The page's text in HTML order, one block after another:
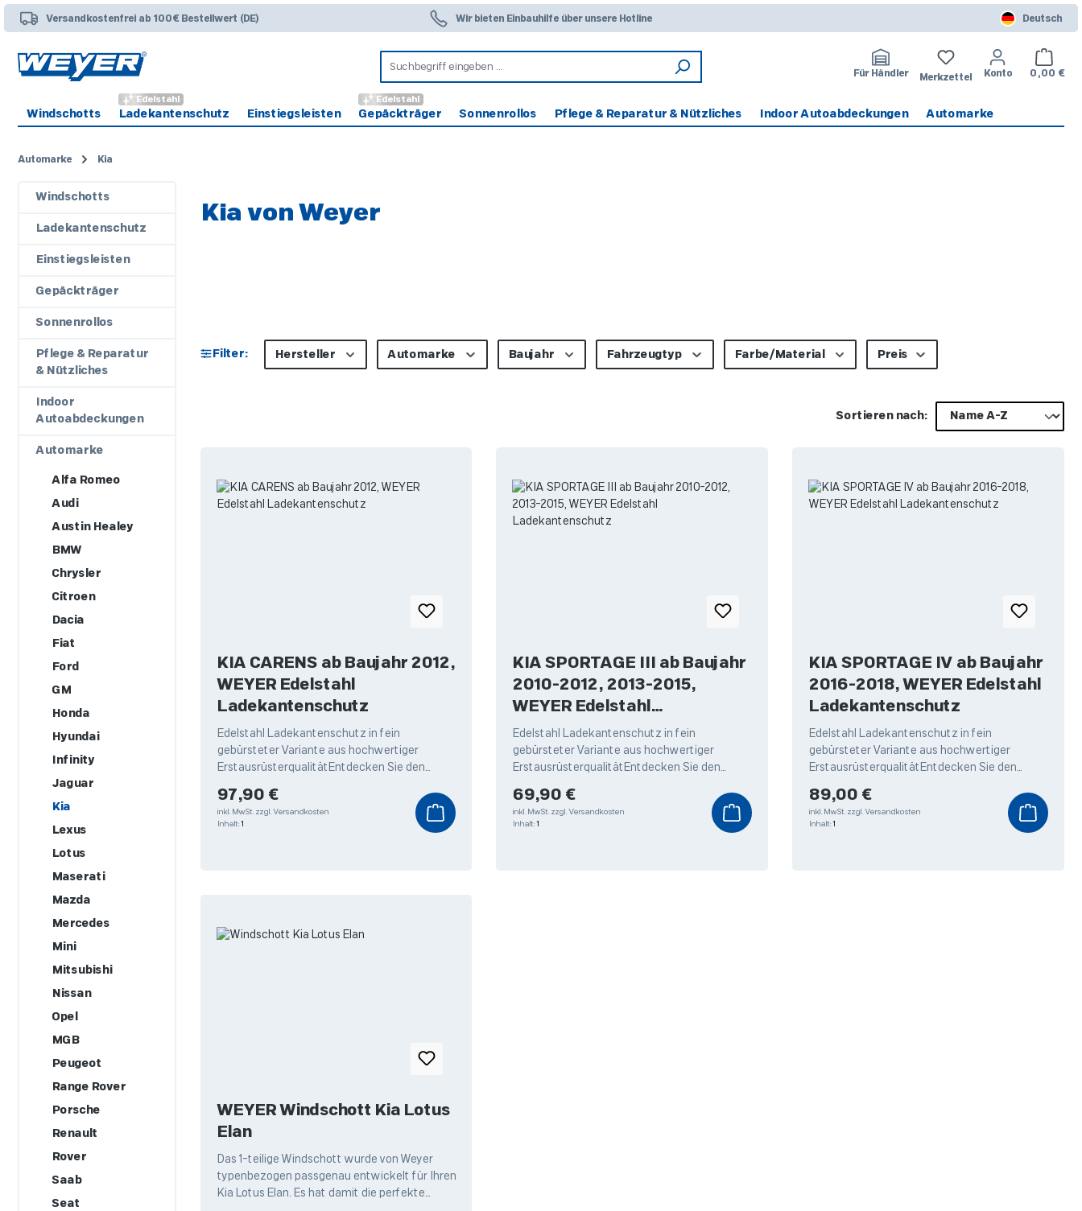
Hauptinhalt springen
Zur Suche springen
Zur Hauptnavigation springen
Versandkostenfrei ab 100€ Bestellwert (DE) Wir bieten Einbauhilfe über unsere Hotline Deutsch
Für Händler Merkzettel Konto 0,00 €
Windschotts Ladekantenschutz
Edelstahl
Einstiegsleisten Gepäckträger
Edelstahl
Sonnenrollos Pflege & Reparatur & Nützliches Indoor Autoabdeckungen Automarke
Automarke Kia
Windschotts
Ladekantenschutz
Einstiegsleisten
Gepäckträger
Sonnenrollos
Pflege & Reparatur
& Nützliches
Indoor
Autoabdeckungen
Automarke
Alfa Romeo
Audi
Austin Healey
BMW
Chrysler
Citroen
Dacia
Fiat
Ford
GM
Honda
Hyundai
Infinity
Jaguar
Kia
Lexus
Lotus
Maserati
Mazda
Mercedes
Mini
Mitsubishi
Nissan
Opel
MGB
Peugeot
Range Rover
Porsche
Renault
Rover
Saab
Seat
Kia von Weyer
Filter: Hersteller Automarke Baujahr Fahrzeugtyp Farbe/Material Preis
Sortieren nach:
KIA CARENS ab Baujahr 2012,
WEYER Edelstahl
Ladekantenschutz
Edelstahl Ladekantenschutz in fein
gebürsteter Variante aus hochwertiger
ErstausrüsterqualitätEntdecken Sie den
von Weyer,
Regulärer Preis:
97,90 €
inkl. MwSt. zzgl. Versandkosten
Inhalt: 1
KIA SPORTAGE III ab Baujahr
2010-2012, 2013-2015,
WEYER Edelstahl
Ladekantenschutz
Edelstahl Ladekantenschutz in fein
gebürsteter Variante aus hochwertiger
ErstausrüsterqualitätEntdecken Sie den
von Weyer,
Regulärer Preis:
69,90 €
inkl. MwSt. zzgl. Versandkosten
Inhalt:1
KIA SPORTAGE IV ab Baujahr
2016-2018, WEYER Edelstahl
Ladekantenschutz
Edelstahl Ladekantenschutz in fein
gebürsteter Variante aus hochwertiger
ErstausrüsterqualitätEntdecken Sie den
von Weyer,
Regulärer Preis:
89,00 €
inkl. MwSt. zzgl. Versandkosten
Inhalt:1
WEYER Windschott Kia Lotus
Elan
Das 1-teilige Windschott wurde von Weyer
typenbezogen passgenau entwickelt für Ihren
Kia Lotus Elan. Es hat damit die perfekte